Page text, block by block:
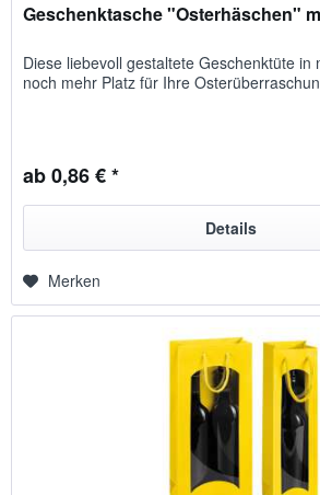
Geschenktasche "Osterhäschen"
Diese liebevoll gestaltete Geschenktüte
noch mehr Platz für Ihre
ab 0,86 € *
Details
Merken